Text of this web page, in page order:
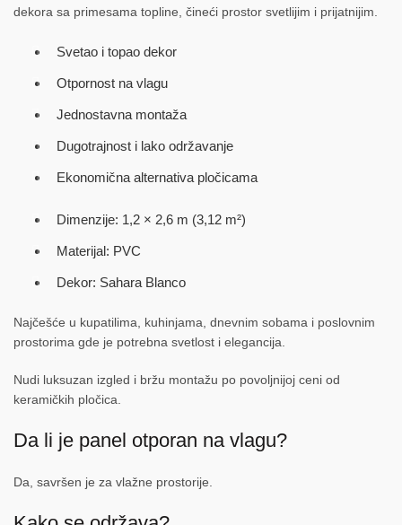
dekora sa primesama topline, čineći prostor svetlijim i prijatnijim.
Svetao i topao dekor
Otpornost na vlagu
Jednostavna montaža
Dugotrajnost i lako održavanje
Ekonomična alternativa pločicama
Dimenzije: 1,2 × 2,6 m (3,12 m²)
Materijal: PVC
Dekor: Sahara Blanco
Najčešće u kupatilima, kuhinjama, dnevnim sobama i poslovnim
prostorima gde je potrebna svetlost i elegancija.
Nudi luksuzan izgled i bržu montažu po povoljnijoj ceni od
keramičkih pločica.
Da li je panel otporan na vlagu?
Da, savršen je za vlažne prostorije.